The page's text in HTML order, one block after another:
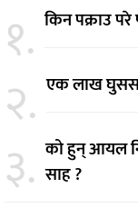
१. किन पक्राउ परे
२. एक लाख
३. को हुन् आयल
साह ?